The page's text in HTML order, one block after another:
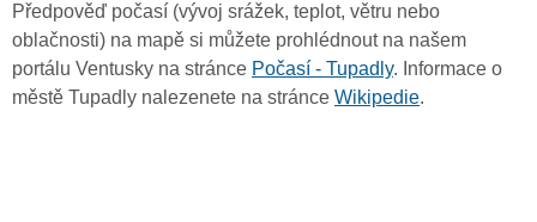
Předpověď počasí (vývoj srážek, teplot, větru nebo
oblačnosti) na mapě si můžete prohlédnout na našem
portálu Ventusky na stránce Počasí - Tupadly. Informace o
městě Tupadly nalezenete na stránce Wikipedie.